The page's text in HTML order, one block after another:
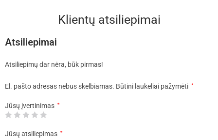
Klientų atsiliepimai
Atsiliepimai
Atsiliepimų dar nėra, būk pirmas!
El. pašto adresas nebus skelbiamas. Būtini laukeliai pažymėti *
Jūsų įvertinimas *
Jūsų atsiliepimas *